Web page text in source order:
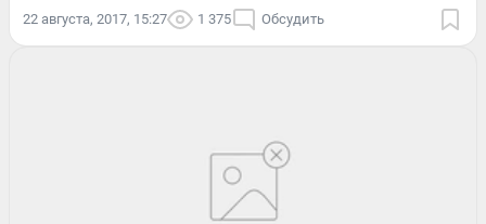
22 августа, 2017, 15:27 1 375 Обсудить